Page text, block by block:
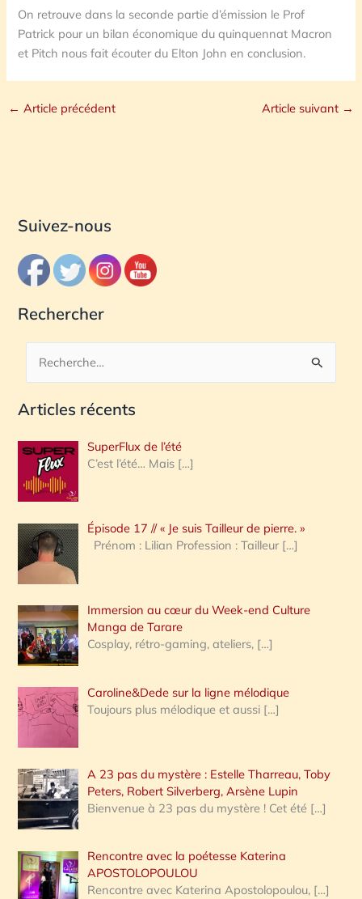
On retrouve dans la seconde partie d’émission le Prof
Patrick pour un bilan économique du quinquennat Macron
et Pitch nous fait écouter du Elton John en conclusion.
← Article précédent Article suivant →
Suivez-nous
Rechercher
c
e
r
c
h
e
:
Articles récents
SuperFlux de l’été
C’est l’été… Mais […]
Épisode 17 // « Je suis Tailleur de pierre. »
Prénom : Lilian Profession : Tailleur […]
Immersion au cœur du Week-end Culture
Manga de Tarare
Cosplay, rétro-gaming, ateliers, […]
Caroline&Dede sur la ligne mélodique
Toujours plus mélodique et aussi […]
A 23 pas du mystère : Estelle Tharreau, Toby
Peters, Robert Silverberg, Arsène Lupin
Bienvenue à 23 pas du mystère ! Cet été […]
Rencontre avec la poétesse Katerina
APOSTOLOPOULOU
Rencontre avec Katerina Apostolopoulou, […]